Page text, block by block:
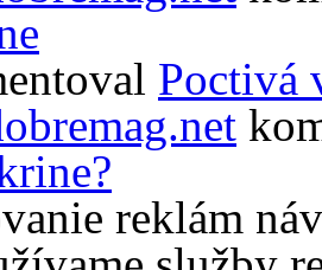
Poctivá
reklám